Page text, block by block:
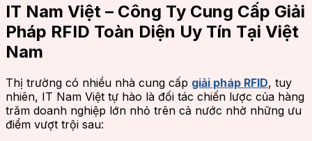
IT Nam Việt – Công Ty Cung Cấp Giải
Pháp RFID Toàn Diện Uy Tín Tại Việt
Nam
Thị trường có nhiều nhà cung cấp giải pháp RFID, tuy
nhiên, IT Nam Việt tự hào là đối tác chiến lược của hàng
trăm doanh nghiệp lớn nhỏ trên cả nước nhờ những ưu
điểm vượt trội sau: